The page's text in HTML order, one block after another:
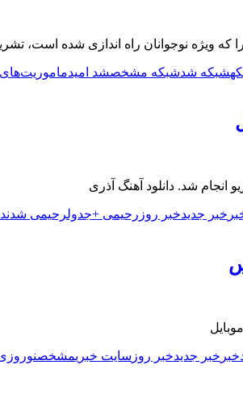
ویژه نوجوانان راه اندازی شده است،
شبکه شدشبکه مشخصشد امیدماموریت‌های
خبر جدیدخبر روز رحیمی +جدولرحیمی شدند
خبر خبر جدیدخبر روز سایت خبریمشخص